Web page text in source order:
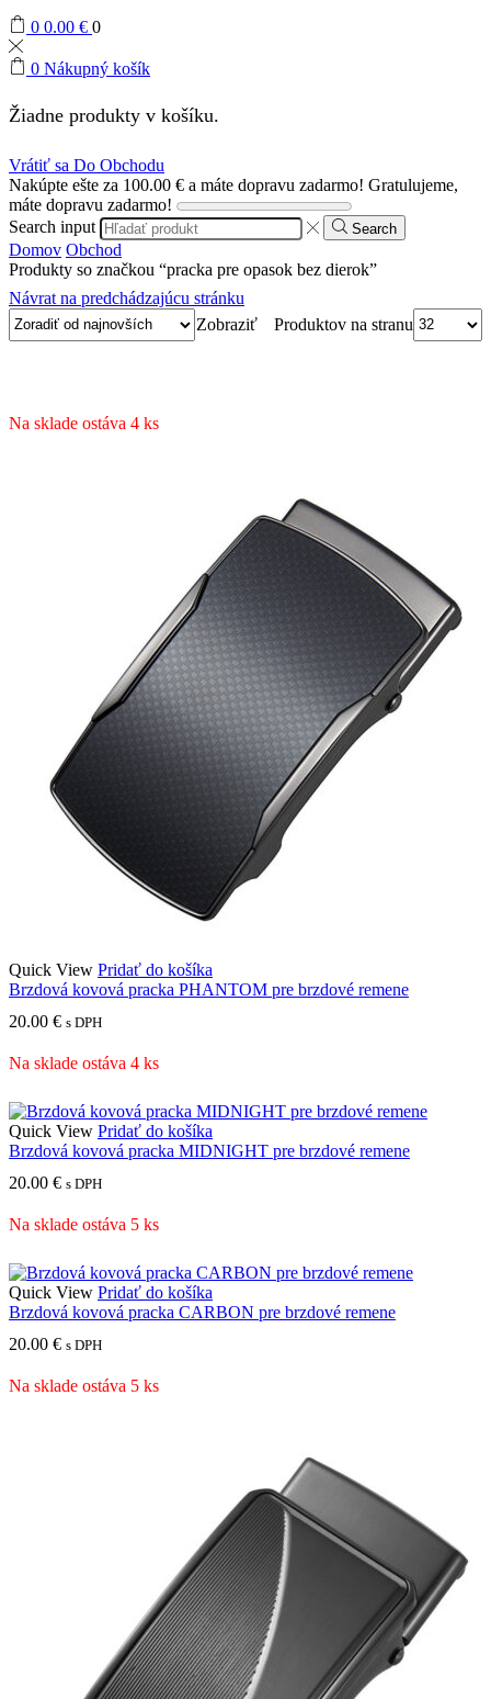
0 0.00 € 0
0 Nákupný košík
Žiadne produkty v košíku.
Vrátiť sa Do Obchodu
Nakúpte ešte za 100.00 € a máte dopravu zadarmo! Gratulujeme,
máte dopravu zadarmo!
Search input
Search
Domov Obchod
Produkty so značkou “pracka pre opasok bez dierok”
Návrat na predchádzajúcu stránku
Zobraziť
Produktov na stranu
Na sklade ostáva 4 ks
Quick View Pridať do košíka
Brzdová kovová pracka PHANTOM pre brzdové remene
20.00 € s DPH
Na sklade ostáva 4 ks
Quick View Pridať do košíka
Brzdová kovová pracka MIDNIGHT pre brzdové remene
20.00 € s DPH
Na sklade ostáva 5 ks
Quick View Pridať do košíka
Brzdová kovová pracka CARBON pre brzdové remene
20.00 € s DPH
Na sklade ostáva 5 ks